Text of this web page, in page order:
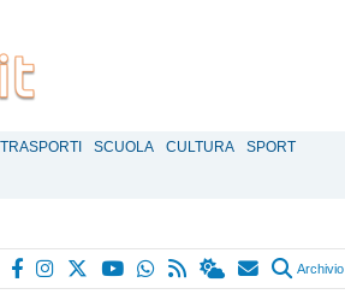
SCUOLA CULTURA
SPORT
Archivio